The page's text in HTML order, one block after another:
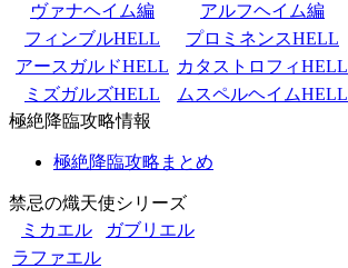
ヴァナヘイム編
アルフヘイム編
フィンブルHELL
プロミネンスHELL
アースガルドHELL カタストロフィHELL
ミズガルズHELL
ムスペルヘイムHELL
極絶降臨攻略情報
極絶降臨攻略まとめ
禁忌の熾天使シリーズ
ミカエル
ガブリエル
ラファエル